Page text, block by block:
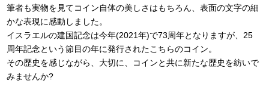
筆者も実物を見てコイン自体の美しさはもちろん、表面の文字の細
かな表現に感動しました。
イスラエルの建国記念は今年(2021年)で73周年となりますが、25
周年記念という節目の年に発行されたこちらのコイン。
その歴史を感じながら、大切に、コインと共に新たな歴史を紡いで
みませんか?